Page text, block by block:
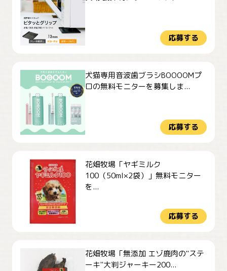
応募する
犬猫専用音波歯ブラシBOOOOMプ
ロの無料モニターを募集しま...
応募する
花畑牧場「ヤギミルク
100（50ml×2袋）」無料モニター
を...
応募する
花畑牧場「無添加 エゾ鹿肉の"ステ
ーキ"大判ジャーキー200...